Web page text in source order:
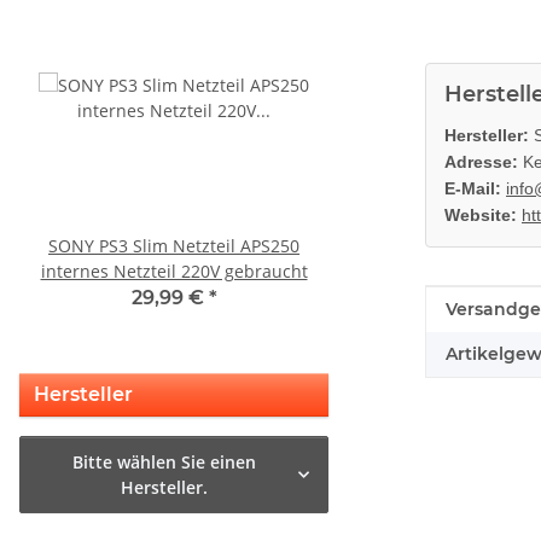
Hersteller:
Adresse:
E-Mail:
Website:
Wert
SONY PS3 Slim Netzteil APS250
internes Netzteil 220V gebraucht
29,99 € *
Sony Playstation 3
Blu-Ray Laufwerk
12,99 €*
Hersteller
Bitte wählen Sie einen
Hersteller.